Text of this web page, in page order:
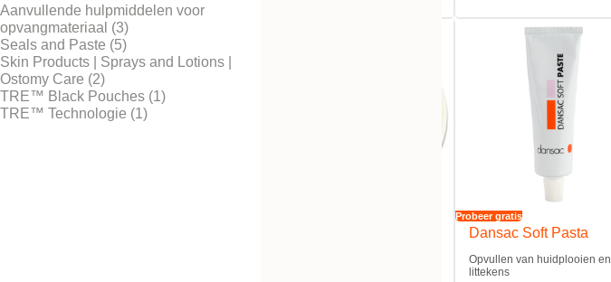
Aanvullende hulpmiddelen voor
opvangmateriaal (3)
Seals and Paste (5)
Skin Products | Sprays and Lotions |
Ostomy Care (2)
TRE™ Black Pouches (1)
TRE™ Technologie (1)
Probeer gratis
Dansac Soft Pasta
Opvullen van huidplooien en
littekens